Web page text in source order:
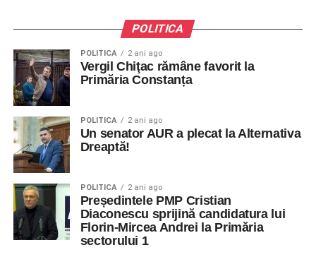
POLITICA
POLITICA 2 ani ago
Vergil Chiţac rămâne favorit la
Primăria Constanța
POLITICA 2 ani ago
Un senator AUR a plecat la Alternativa
Dreaptă!
POLITICA 2 ani ago
Președintele PMP Cristian
Diaconescu sprijină candidatura lui
Florin-Mircea Andrei la Primăria
sectorului 1